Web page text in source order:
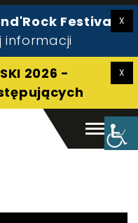
Festival!
informacji
2026 -